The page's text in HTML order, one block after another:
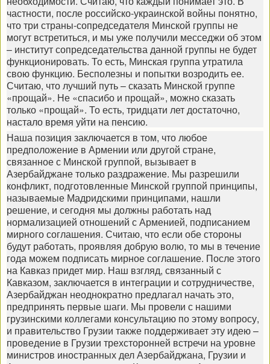
частности, после российско-украинской войны понятно,
что три страны-сопредседателя Минской группы не
могут встретиться, и мы уже получили месседжи об этом
– институт сопредседательства данной группы не будет
функционировать. То есть, Минская группа утратила
свою функцию. Бесполезны и попытки возродить ее.
Считаю, что лучший путь – сказать Минской группе
«прощай». Не «спасибо и прощай», можно сказать
только «прощай». То есть, тридцати лет достаточно,
настало время уйти на пенсию.
Наша позиция заключается в том, что любое
предположение в Армении или другой стране,
связанное с Минской группой, вызывает в
Азербайджане только раздражение. Мы разрешили
конфликт, подготовленные Минской группой принципы,
называемые Мадридскими принципами, нашли
решение, и сегодня мы должны работать над
нормализацией отношений с Арменией, подписанием
мирного соглашения. Считаю, что если обе стороны
будут работать, проявляя добрую волю, то мы в течение
года можем подписать мирное соглашение. После этого
на Кавказ придет мир. Наш взгляд, связанный с
Кавказом, заключается в интеграции и сотрудничестве,
Азербайджан неоднократно предлагал начать это,
предпринять первые шаги. Мы провели с нашими
грузинскими коллегами консультацию по этому вопросу,
и правительство Грузии также поддерживает эту идею –
проведение в Грузии трехсторонней встречи на уровне
министров иностранных дел Азербайджана, Грузии и